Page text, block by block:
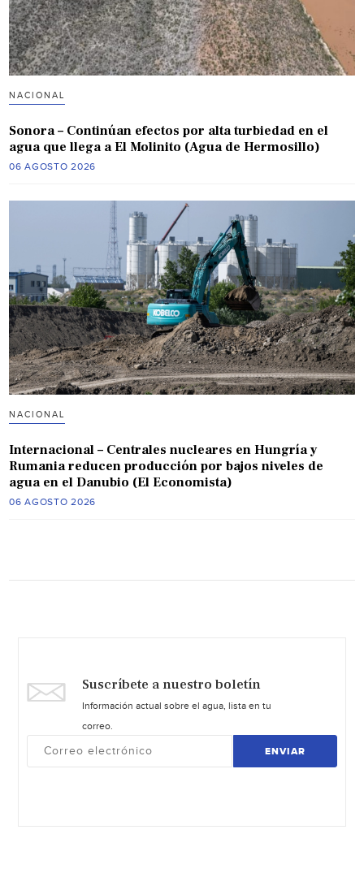
NACIONAL
Sonora – Continúan efectos por alta turbiedad en el
agua que llega a El Molinito (Agua de Hermosillo)
06 AGOSTO 2026
NACIONAL
Internacional – Centrales nucleares en Hungría y
Rumania reducen producción por bajos niveles de
agua en el Danubio (El Economista)
06 AGOSTO 2026
Suscríbete a nuestro boletín
Información actual sobre el agua, lista en tu
correo.
ENVIAR